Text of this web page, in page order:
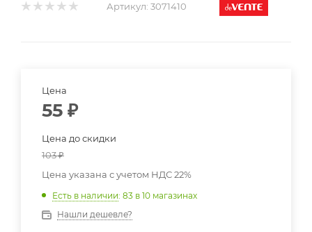
Артикул: 3071410
Цена
55 ₽
Цена до скидки
103₽
Цена указана с учетом НДС 22%
Есть в наличии: 83 в 10 магазинах
Нашли дешевле?